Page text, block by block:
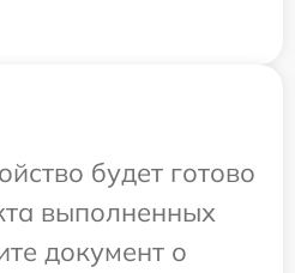
будет готово
выполненных
документ о